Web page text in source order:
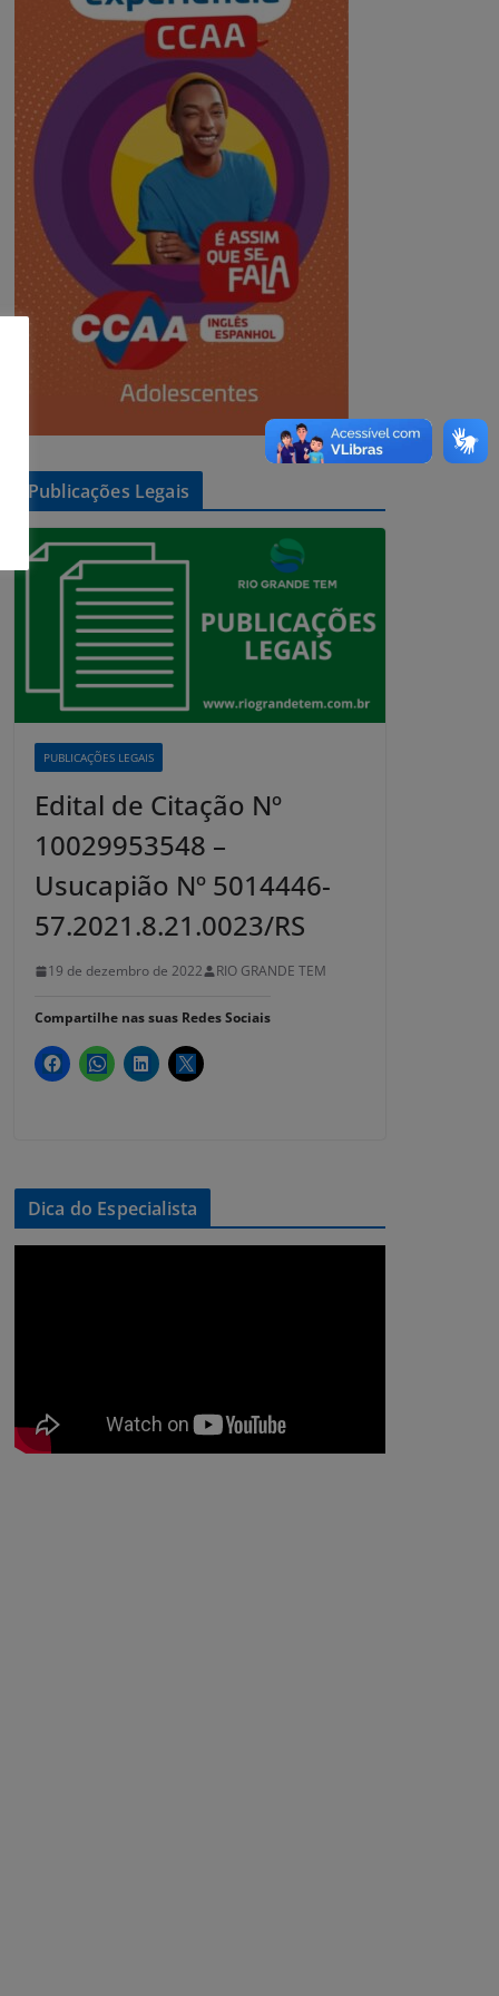
Publicações Legais
PUBLICAÇÕES LEGAIS
Edital de Citação Nº
10029953548 –
Usucapião Nº 5014446-
57.2021.8.21.0023/RS
19 de dezembro de 2022 RIO GRANDE TEM
Compartilhe nas suas Redes Sociais
Dica do Especialista